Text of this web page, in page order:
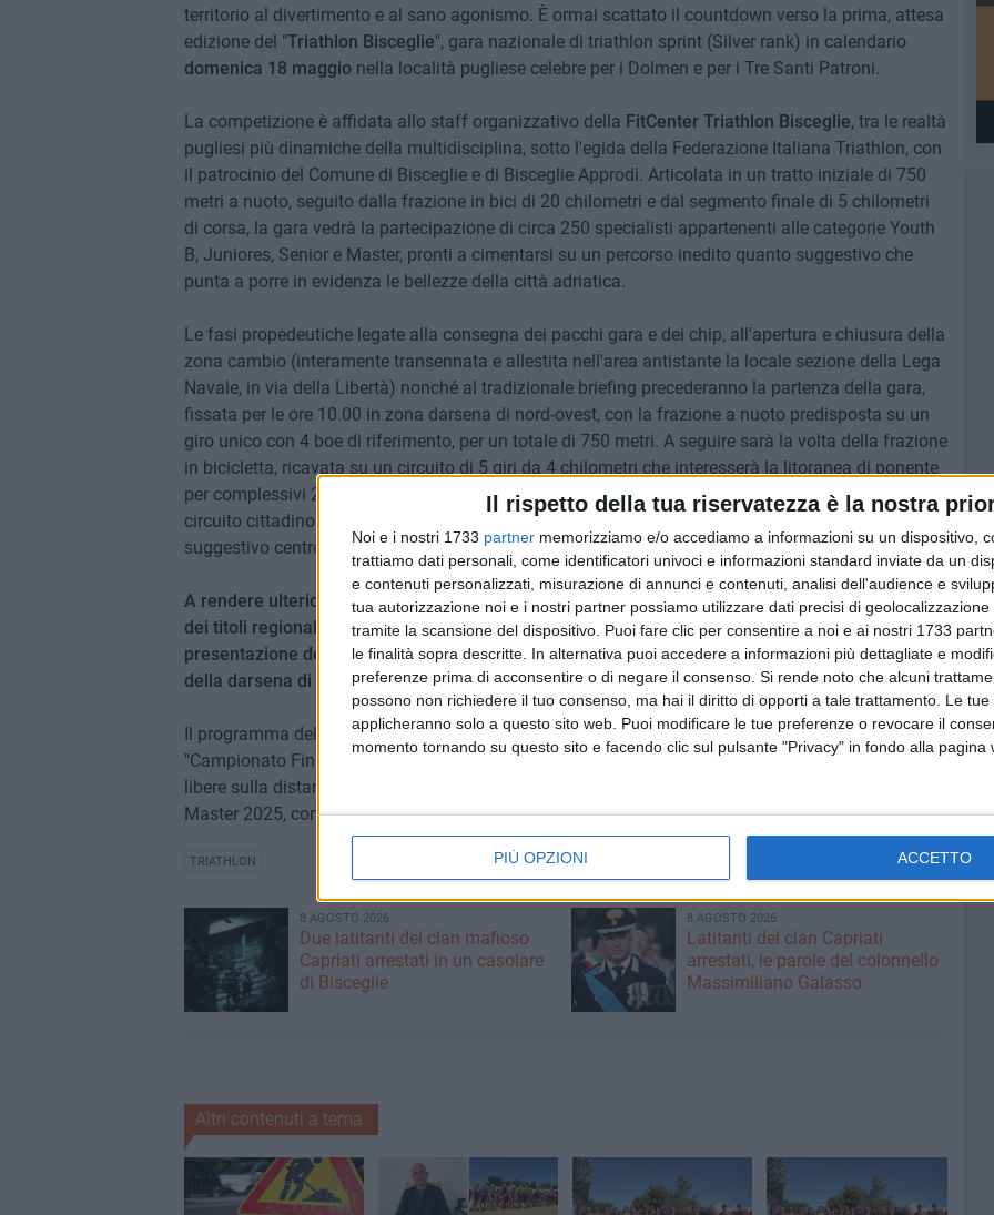
Il rispetto della tua riservatezza è la nostra
Noi e i nostri 1733 partner memorizziamo e/o accediamo a informazioni su un dispositivo,
trattiamo dati personali, come identificatori univoci e informazioni standard inviate da un
e contenuti personalizzati, misurazione di annunci e contenuti, analisi dell'audience e
tua autorizzazione noi e i nostri partner possiamo utilizzare dati precisi di
tramite la scansione del dispositivo. Puoi fare clic per consentire a noi e ai nostri 1733
le finalità sopra descritte. In alternativa puoi accedere a informazioni più dettagliate e
preferenze prima di acconsentire o di negare il consenso. Si rende noto che alcuni
possono non richiedere il tuo consenso, ma hai il diritto di opporti a tale trattamento. Le
applicheranno solo a questo sito web. Puoi modificare le tue preferenze o revocare il
momento tornando su questo sito e facendo clic sul pulsante "Privacy" in fondo alla pagina
PIÙ OPZIONI ACCETTO
territorio al divertimento e al sano agonismo. È ormai scattato il countdown verso la prima, attesa
edizione del "Triathlon Bisceglie", gara nazionale di triathlon sprint (Silver rank) in calendario
domenica 18 maggionella località pugliese celebre per i Dolmen e per i Tre Santi Patroni.
La competizione è affidata allo staff organizzativo della FitCenter Triathlon Bisceglie, tra le realtà
pugliesi più dinamiche della multidisciplina, sotto l'egida della Federazione Italiana Triathlon, con
il patrocinio del Comune di Bisceglie e di Bisceglie Approdi. Articolata in un tratto iniziale di 750
metri a nuoto, seguito dalla frazione in bici di 20 chilometri e dal segmento finale di 5 chilometri
di corsa, la gara vedrà la partecipazione di circa 250 specialisti appartenenti alle categorie Youth
B, Juniores, Senior e Master, pronti a cimentarsi su un percorso inedito quanto suggestivo che
punta a porre in evidenza le bellezze della città adriatica.
Le fasi propedeutiche legate alla consegna dei pacchi gara e dei chip, all'apertura e chiusura della
zona cambio (interamente transennata e allestita nell'area antistante la locale sezione della Lega
Navale, in via della Libertà) nonché al tradizionale briefing precederanno la partenza della gara,
fissata per le ore 10.00 in zona darsena di nord-ovest, con la frazione a nuoto predisposta su un
giro unico con 4 boe di riferimento, per un totale di 750 metri. A seguire sarà la volta della frazione
in bicicletta, ricavata su un circuito di 5 giri da 4 chilometri che interesserà la litoranea di ponente
per complessivi 20 chilometri, preludio alla decisiva frazione di corsa a piedi da effettuarsi su
circuito cittadino di 2 giri da 2,5 chilometri per un totale di 5 chilometri che attraverserà il
suggestivo centro storico.
A rendere ulteriormente prestigiosa la prima edizione del "Triathlon Bisceglie", l'assegnazione
dei titoli regionali Assoluto e individuale Age Group di triathlon sprint.La conferenza stampa di
presentazione del "Triathlon Bisceglie 2025" si terrà giovedì 15 maggio alle ore 10.00 all'interno
della darsena di nordovest di Bisceglie Approdi.
Il programma dell'intensa mattinata sportiva biscegliese del 18 maggio sarà arricchito dal
"Campionato Fin Puglia miglio marino fondo sprint summer", competizione di nuoto in acque
libere sulla distanza di 1852 metri, tappa del Gran Prix Italiano Open Water Agonisti - Super
Master 2025, con partenza ed arrivo sempre nell'area della darsena di nordovest.
TRIATHLON
8 AGOSTO 2026
Due latitanti del clan mafioso
Capriati arrestati in un casolare
di Bisceglie
8 AGOSTO 2026
Latitanti del clan Capriati
arrestati, le parole del colonnello
Massimiliano Galasso
Altri contenuti a tema